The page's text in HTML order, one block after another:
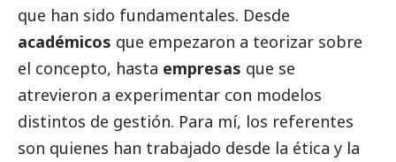
que han sido fundamentales. Desde
académicos que empezaron a teorizar sobre
el concepto, hasta empresas que se
atrevieron a experimentar con modelos
distintos de gestión. Para mí, los referentes
son quienes han trabajado desde la ética y la